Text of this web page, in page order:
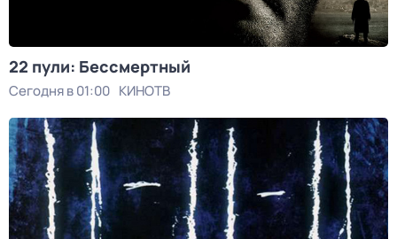
22 пули: Бессмертный
Сегодня в 01:00 КИНОТВ